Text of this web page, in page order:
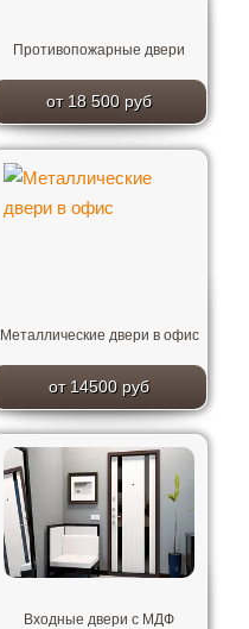
Противопожарные двери
от 18 500 руб
Металлические двери в офис
от 14500 руб
Входные двери с МДФ